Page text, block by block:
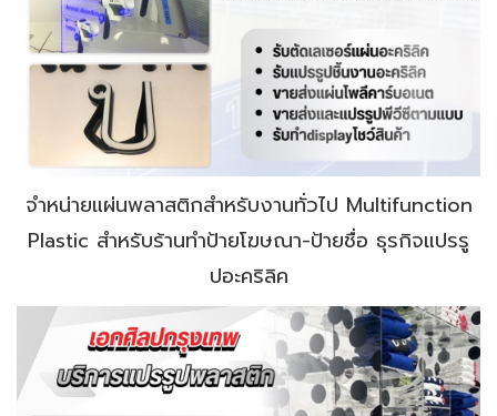
จำหน่ายแผ่นพลาสติกสำหรับงานทั่วไป Multifunction
Plastic สำหรับร้านทำป้ายโฆษณา-ป้ายชื่อ ธุรกิจแปรรู
ปอะคริลิค